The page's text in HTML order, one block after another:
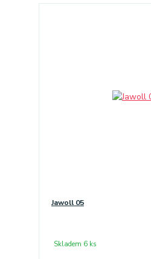
Jawoll 05
Skladem 6 ks